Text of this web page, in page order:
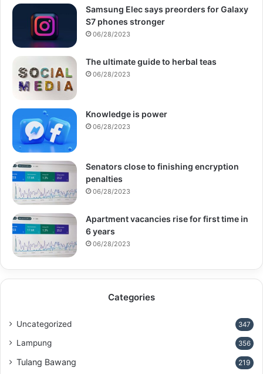
Samsung Elec says preorders for Galaxy
S7 phones stronger
06/28/2023
The ultimate guide to herbal teas
06/28/2023
Knowledge is power
06/28/2023
Senators close to finishing encryption
penalties
06/28/2023
Apartment vacancies rise for first time in
6 years
06/28/2023
Categories
Uncategorized 347
Lampung 356
Tulang Bawang 219